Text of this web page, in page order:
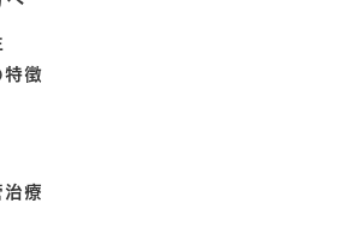
特徴
療